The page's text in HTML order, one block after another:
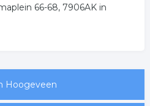
66-68, 7906AK in
Hoogeveen